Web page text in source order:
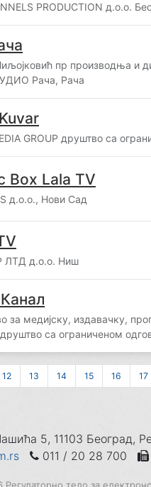
PRODUCTION д.о.о.
пр производња и
Рача, Рача
GROUP друштво са
Box Lala TV
д.о.о., Нови Сад
ЛТД д.о.о. Ниш
за медијску, издавачку,
са ограниченом
12 13 14 15 16 17
5, 11103 Београд,
011 / 20 28 700